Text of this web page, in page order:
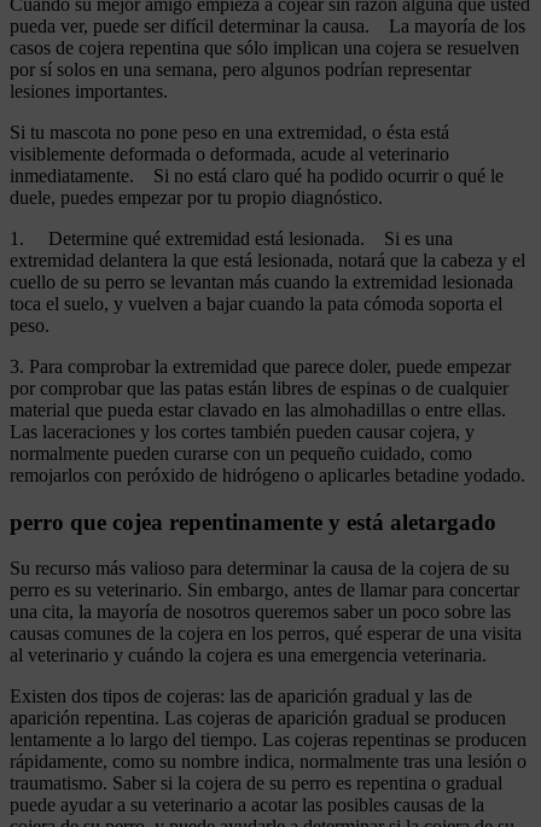
pueda ver, puede ser difícil determinar la causa. La mayoría de los
casos de cojera repentina que sólo implican una cojera se resuelven
por sí solos en una semana, pero algunos podrían representar
lesiones importantes.
Si tu mascota no pone peso en una extremidad, o ésta está
visiblemente deformada o deformada, acude al veterinario
inmediatamente. Si no está claro qué ha podido ocurrir o qué le
duele, puedes empezar por tu propio diagnóstico.
1. Determine qué extremidad está lesionada. Si es una
extremidad delantera la que está lesionada, notará que la cabeza y el
cuello de su perro se levantan más cuando la extremidad lesionada
toca el suelo, y vuelven a bajar cuando la pata cómoda soporta el
peso.
3. Para comprobar la extremidad que parece doler, puede empezar
por comprobar que las patas están libres de espinas o de cualquier
material que pueda estar clavado en las almohadillas o entre ellas.
Las laceraciones y los cortes también pueden causar cojera, y
normalmente pueden curarse con un pequeño cuidado, como
remojarlos con peróxido de hidrógeno o aplicarles betadine yodado.
perro que cojea repentinamente y está aletargado
Su recurso más valioso para determinar la causa de la cojera de su
perro es su veterinario. Sin embargo, antes de llamar para concertar
una cita, la mayoría de nosotros queremos saber un poco sobre las
causas comunes de la cojera en los perros, qué esperar de una visita
al veterinario y cuándo la cojera es una emergencia veterinaria.
Existen dos tipos de cojeras: las de aparición gradual y las de
aparición repentina. Las cojeras de aparición gradual se producen
lentamente a lo largo del tiempo. Las cojeras repentinas se producen
rápidamente, como su nombre indica, normalmente tras una lesión o
traumatismo. Saber si la cojera de su perro es repentina o gradual
puede ayudar a su veterinario a acotar las posibles causas de la